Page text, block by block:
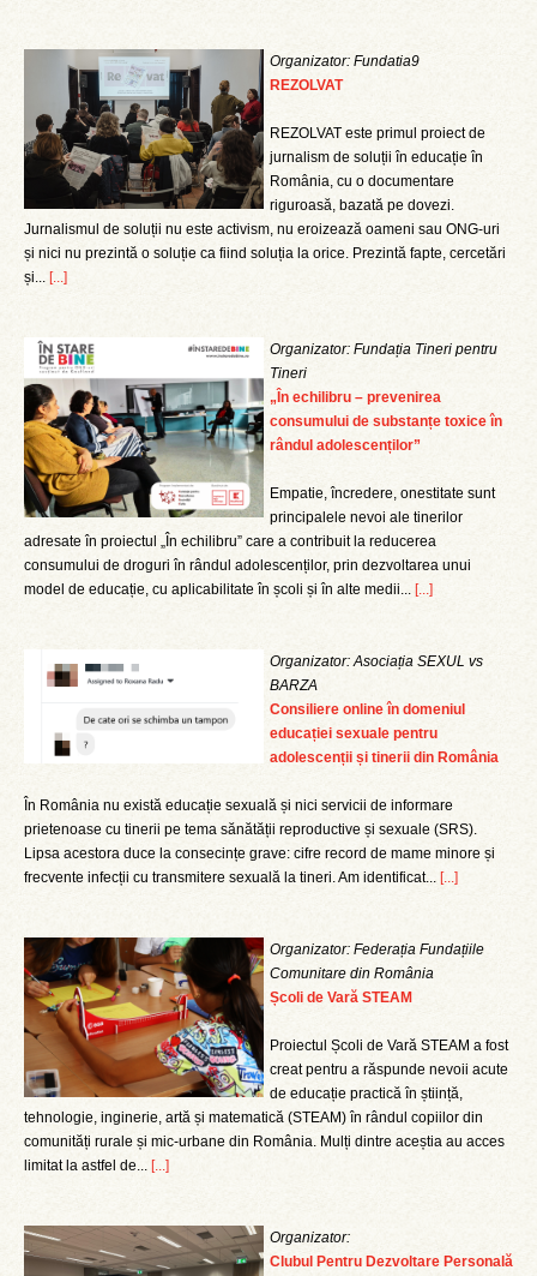
Organizator: Fundatia9
REZOLVAT
REZOLVAT este primul proiect de
jurnalism de soluții în educație în
România, cu o documentare
riguroasă, bazată pe dovezi.
Jurnalismul de soluții nu este activism, nu eroizează oameni sau ONG-uri
și nici nu prezintă o soluție ca fiind soluția la orice. Prezintă fapte, cercetări
și... [...]
Organizator: Fundația Tineri pentru
Tineri
„În echilibru – prevenirea
consumului de substanțe toxice în
rândul adolescenților”
Empatie, încredere, onestitate sunt
principalele nevoi ale tinerilor
adresate în proiectul „În echilibru” care a contribuit la reducerea
consumului de droguri în rândul adolescenților, prin dezvoltarea unui
model de educație, cu aplicabilitate în școli și în alte medii... [...]
Organizator: Asociația SEXUL vs
BARZA
Consiliere online în domeniul
educației sexuale pentru
adolescenții și tinerii din România
În România nu există educație sexuală și nici servicii de informare
prietenoase cu tinerii pe tema sănătății reproductive și sexuale (SRS).
Lipsa acestora duce la consecințe grave: cifre record de mame minore și
frecvente infecții cu transmitere sexuală la tineri. Am identificat... [...]
Organizator: Federația Fundațiile
Comunitare din România
Școli de Vară STEAM
Proiectul Școli de Vară STEAM a fost
creat pentru a răspunde nevoii acute
de educație practică în știință,
tehnologie, inginerie, artă și matematică (STEAM) în rândul copiilor din
comunități rurale și mic-urbane din România. Mulți dintre aceștia au acces
limitat la astfel de... [...]
Organizator:
Clubul Pentru Dezvoltare Personală